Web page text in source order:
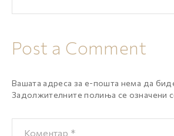
Post a Comment
Вашата адреса за е-пошта нема да
Задолжителните полиња се означени